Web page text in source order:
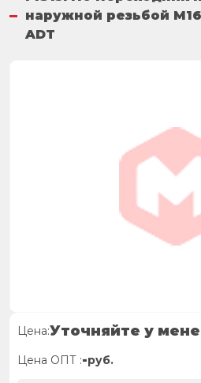
наружной резьбой
ADT
Цена:Уточняйте у
Цена ОПТ :-руб.